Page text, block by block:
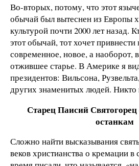
Во-вторых, потому, что этот
обычай был вытеснен из Европы
культурой почти 2000 лет назад.
этот обычай, тот хочет
современное, новое, а наоборот,
отжившее старье. В Америке я
президентов: Вильсона,
других знаменитых людей.
Старец Паисий
останкам
Сложно найти высказывания
веков христианства о кремации в